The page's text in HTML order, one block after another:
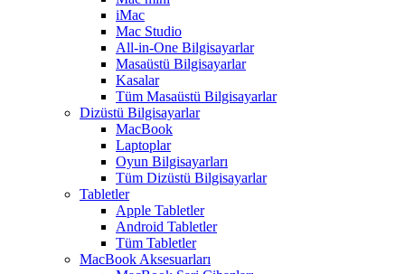
iMac
Mac Studio
All-in-One Bilgisayarlar
Masaüstü Bilgisayarlar
Kasalar
Tüm Masaüstü Bilgisayarlar
Dizüstü Bilgisayarlar
MacBook
Laptoplar
Oyun Bilgisayarları
Tüm Dizüstü Bilgisayarlar
Tabletler
Apple Tabletler
Android Tabletler
Tüm Tabletler
MacBook Aksesuarları